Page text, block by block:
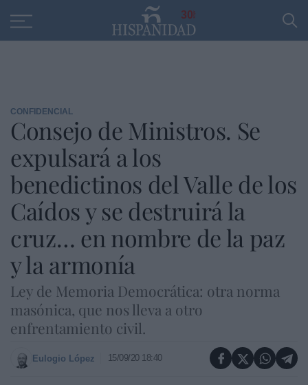
30
CONFIDENCIAL
Consejo de Ministros. Se
expulsará a los
benedictinos del Valle de los
Caídos y se destruirá la
cruz… en nombre de la paz
y la armonía
Ley de Memoria Democrática: otra norma
masónica, que nos lleva a otro
enfrentamiento civil.
Eulogio López 15/09/20 18:40